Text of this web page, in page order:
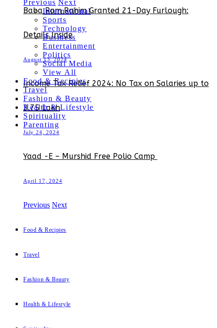
Baba Ram Rahim Granted 21-Day Furlough:
Details Inside
August 13, 2024
Income Tax Relief 2024: No Tax on Salaries up to
3.75 Lakh
July 24, 2024
Yaad -E – Murshid Free Polio Camp
April 17, 2024
Previous Next
Food & Recipies
Travel
Fashion & Beauty
Health & Lifestyle
Previous Next
International
Sports
Technology
Business
Entertainment
Politics
Social Media
View All
Food & Recipies
Travel
Fashion & Beauty
Health & Lifestyle
Spirituality
Parenting